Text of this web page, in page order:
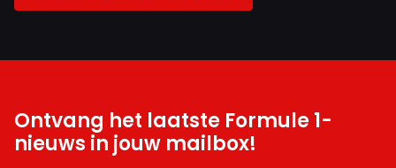
Ontvang het laatste Formule 1-
nieuws in jouw mailbox!